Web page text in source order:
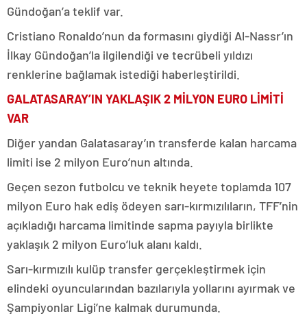
Gündoğan’a teklif var.
Cristiano Ronaldo’nun da formasını giydiği Al-Nassr’ın
İlkay Gündoğan’la ilgilendiği ve tecrübeli yıldızı
renklerine bağlamak istediği haberleştirildi.
GALATASARAY’IN YAKLAŞIK 2 MİLYON EURO LİMİTİ
VAR
Diğer yandan Galatasaray’ın transferde kalan harcama
limiti ise 2 milyon Euro’nun altında.
Geçen sezon futbolcu ve teknik heyete toplamda 107
milyon Euro hak ediş ödeyen sarı-kırmızılıların, TFF’nin
açıkladığı harcama limitinde sapma payıyla birlikte
yaklaşık 2 milyon Euro’luk alanı kaldı.
Sarı-kırmızılı kulüp transfer gerçekleştirmek için
elindeki oyuncularından bazılarıyla yollarını ayırmak ve
Şampiyonlar Ligi’ne kalmak durumunda.